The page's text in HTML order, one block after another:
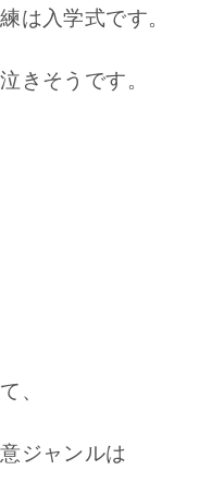
は入学式です。
きそうです。
、
ジャンルは